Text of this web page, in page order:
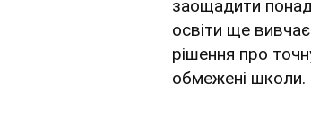
заощадити
освіти ще
рішення про
обмежені школи.